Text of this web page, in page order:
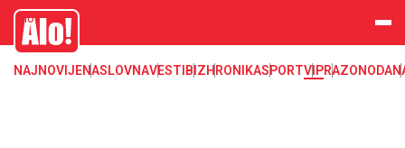
Estrada, poznati, VIP
Alo
NAJNOVIJENASLOVNAVESTI BIZHRONIKASPORTVIPRAZONODA